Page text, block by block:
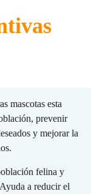
mascotas esta
prevenir
y mejorar la
felina y
a reducir el